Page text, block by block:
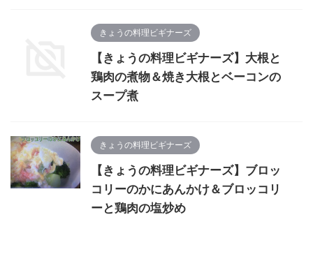
きょうの料理ビギナーズ
【きょうの料理ビギナーズ】大根と
鶏肉の煮物＆焼き大根とベーコンの
スープ煮
きょうの料理ビギナーズ
【きょうの料理ビギナーズ】ブロッ
コリーのかにあんかけ＆ブロッコリ
ーと鶏肉の塩炒め